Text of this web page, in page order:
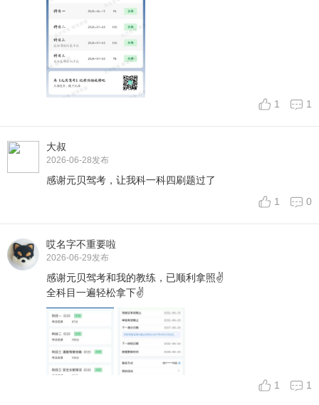
1 1
大叔
2026-06-28发布
感谢元贝驾考，让我科一科四刷题过了
1
0
哎名字不重要啦
2026-06-29发布
感谢元贝驾考和我的教练，已顺利拿照✌️
全科目一遍轻松拿下✌️
1 1